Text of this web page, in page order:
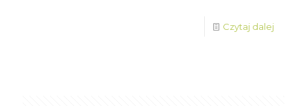
Czytaj dalej